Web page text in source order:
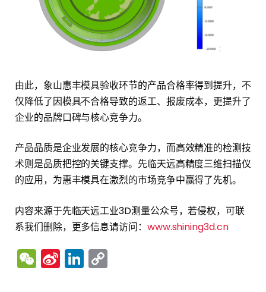
由此，象山惠丰模具验收环节的产品合格率得到提升，不
仅降低了因模具不合格导致的返工、报废成本，更提升了
企业的品牌口碑与核心竞争力。
产品品质是企业发展的核心竞争力，而高效精准的检测技
术则是品质把控的关键支撑。先临天远高精度三维扫描仪
的应用，为惠丰模具在激烈的市场竞争中赢得了先机。
内容来源于先临天远工业3D测量公众号，若侵权，可联
系我们删除，更多信息请访问： www.shining3d.cn
WeChat
Sina
Weibo
LinkedIn